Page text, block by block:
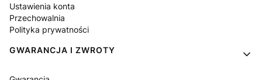
Ustawienia konta
Przechowalnia
Polityka prywatności
GWARANCJA I ZWROTY